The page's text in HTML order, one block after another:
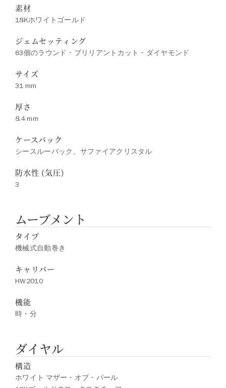
素材
18Kホワイトゴールド
ジェムセッティング
63個のラウンド・ブリリアントカット・ダイヤモンド
サイズ
31 mm
厚さ
8.4 mm
ケースバック
シースルーバック、サファイアクリスタル
防水性 (気圧)
3
ムーブメント
タイプ
機械式自動巻き
キャリバー
HW2010
機能
時・分
ダイヤル
構造
ホワイト マザー・オブ・パール